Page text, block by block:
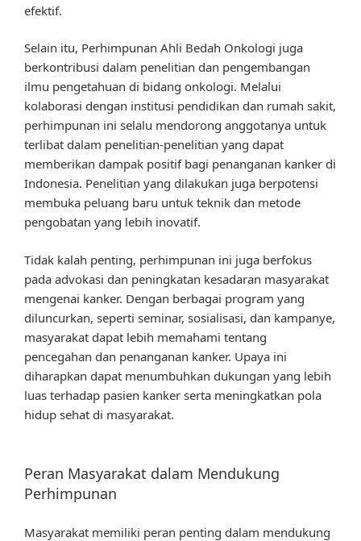
efektif.
Selain itu, Perhimpunan Ahli Bedah Onkologi juga
berkontribusi dalam penelitian dan pengembangan
ilmu pengetahuan di bidang onkologi. Melalui
kolaborasi dengan institusi pendidikan dan rumah sakit,
perhimpunan ini selalu mendorong anggotanya untuk
terlibat dalam penelitian-penelitian yang dapat
memberikan dampak positif bagi penanganan kanker di
Indonesia. Penelitian yang dilakukan juga berpotensi
membuka peluang baru untuk teknik dan metode
pengobatan yang lebih inovatif.
Tidak kalah penting, perhimpunan ini juga berfokus
pada advokasi dan peningkatan kesadaran masyarakat
mengenai kanker. Dengan berbagai program yang
diluncurkan, seperti seminar, sosialisasi, dan kampanye,
masyarakat dapat lebih memahami tentang
pencegahan dan penanganan kanker. Upaya ini
diharapkan dapat menumbuhkan dukungan yang lebih
luas terhadap pasien kanker serta meningkatkan pola
hidup sehat di masyarakat.
Peran Masyarakat dalam Mendukung
Perhimpunan
Masyarakat memiliki peran penting dalam mendukung